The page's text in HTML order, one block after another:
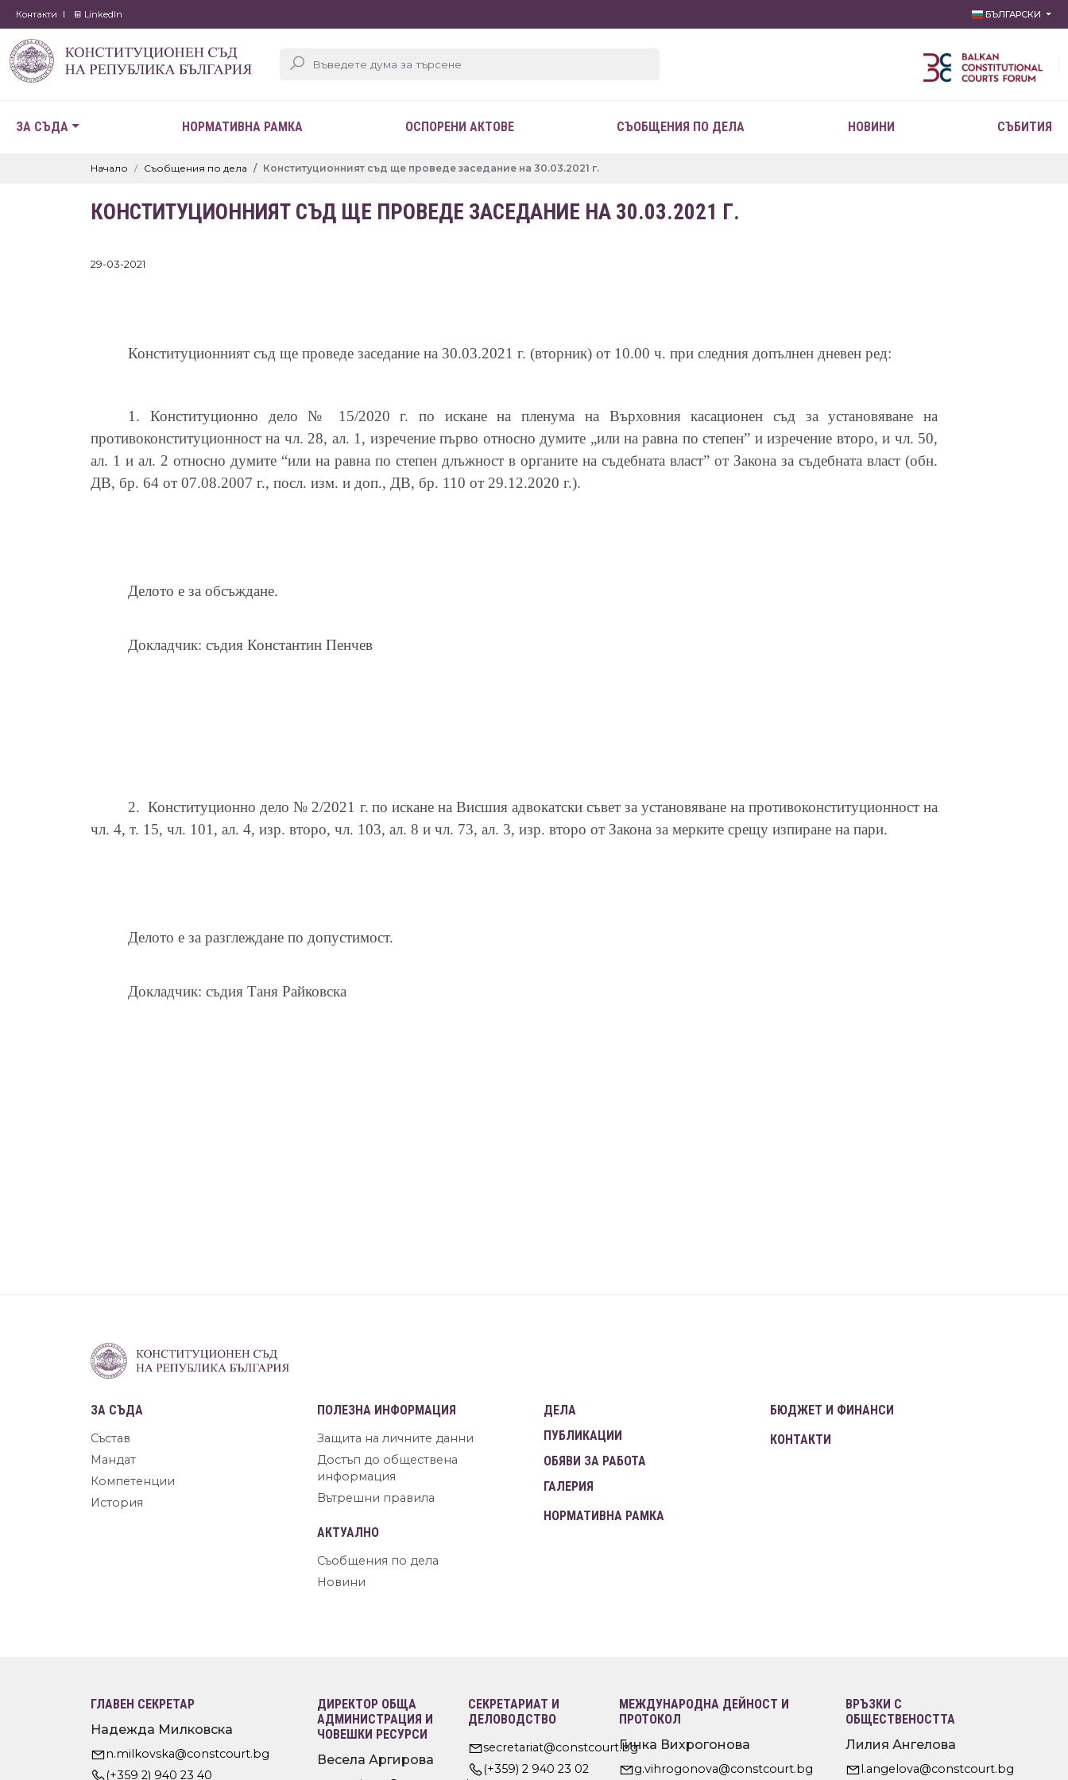
Контакти LinkedIn БЪЛГАРСКИ
ЗА СЪДА НОРМАТИВНА РАМКА ОСПОРЕНИ АКТОВЕ СЪОБЩЕНИЯ ПО ДЕЛА НОВИНИ СЪБИТИЯ
Начало Съобщения по дела Конституционният съд ще проведе заседание на 30.03.2021 г.
КОНСТИТУЦИОННИЯТ СЪД ЩЕ ПРОВЕДЕ ЗАСЕДАНИЕ НА 30.03.2021 Г.
29-03-2021
Конституционният съд ще проведе заседание на 30.03.2021 г. (вторник) от 10.00 ч. при следния допълнен дневен ред:
1. Конституционно дело № 15/2020 г. по искане на пленума на Върховния касационен съд за установяване на
противоконституционност на чл. 28, ал. 1, изречение първо относно думите „или на равна по степен” и изречение второ, и чл. 50,
ал. 1 и ал. 2 относно думите “или на равна по степен длъжност в органите на съдебната власт” от Закона за съдебната власт (обн.
ДВ, бр. 64 от 07.08.2007 г., посл. изм. и доп., ДВ, бр. 110 от 29.12.2020 г.).
Делото е за обсъждане.
Докладчик: съдия Константин Пенчев
2. Конституционно дело № 2/2021 г. по искане на Висшия адвокатски съвет за установяване на противоконституционност на
чл. 4, т. 15, чл. 101, ал. 4, изр. второ, чл. 103, ал. 8 и чл. 73, ал. 3, изр. второ от Закона за мерките срещу изпиране на пари.
Делото е за разглеждане по допустимост.
Докладчик: съдия Таня Райковска
ЗА СЪДА
Състав
Мандат
Компетенции
История
ПОЛЕЗНА ИНФОРМАЦИЯ
Защита на личните данни
Достъп до обществена
информация
Вътрешни правила
АКТУАЛНО
Съобщения по дела
Новини
ДЕЛА
ПУБЛИКАЦИИ
ОБЯВИ ЗА РАБОТА
ГАЛЕРИЯ
НОРМАТИВНА РАМКА
БЮДЖЕТ И ФИНАНСИ
КОНТАКТИ
ГЛАВЕН СЕКРЕТАР
Надежда Милковска
n.milkovska@constcourt.bg
(+359 2) 940 23 40
ДИРЕКТОР ОБЩА
АДМИНИСТРАЦИЯ И
ЧОВЕШКИ РЕСУРСИ
Весела Аргирова
СЕКРЕТАРИАТ И
ДЕЛОВОДСТВО
secretariat@constcourt.bg
(+359) 2 940 23 02
МЕЖДУНАРОДНА ДЕЙНОСТ И
ПРОТОКОЛ
Гинка Вихрогонова
g.vihrogonova@constcourt.bg
ВРЪЗКИ С
ОБЩЕСТВЕНОСТТА
Лилия Ангелова
l.angelova@constcourt.bg